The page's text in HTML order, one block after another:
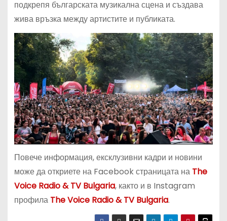
подкрепя българската музикална сцена и създава
жива връзка между артистите и публиката.
Повече информация, ексклузивни кадри и новини
може да откриете на Facebook страницата на The
Voice Radio & TV Bulgaria, както и в Instagram
профила The Voice Radio & TV Bulgaria.